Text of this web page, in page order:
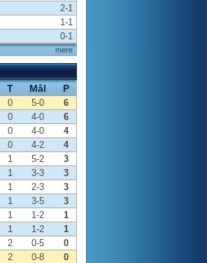
mere
2-1
1-1
0-1
T Mål P
0 5-0
6
0 4-0
6
0 4-0
4
0 4-2
4
1 5-2
3
1 3-3
3
1 2-3
3
1 3-5
3
1 1-2
1
1 1-2
1
2 0-5
0
2 0-8 0